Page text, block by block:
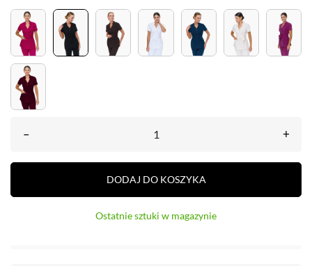
– +
DODAJ DO KOSZYKA
Ostatnie sztuki w magazynie